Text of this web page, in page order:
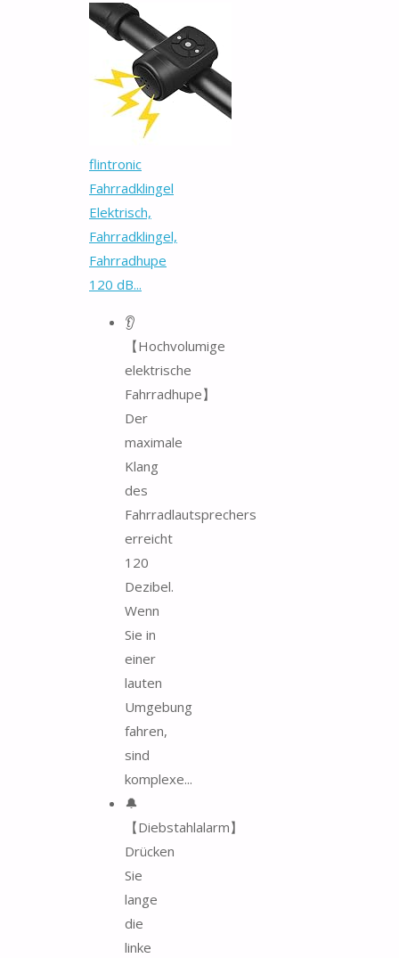
flintronic
Fahrradklingel
Elektrisch,
Fahrradklingel,
Fahrradhupe
120 dB...
👂
【Hochvolumige
elektrische
Fahrradhupe】
Der
maximale
Klang
des
Fahrradlautsprechers
erreicht
120
Dezibel.
Wenn
Sie in
einer
lauten
Umgebung
fahren,
sind
komplexe...
🔔
【Diebstahlalarm】
Drücken
Sie
lange
die
linke